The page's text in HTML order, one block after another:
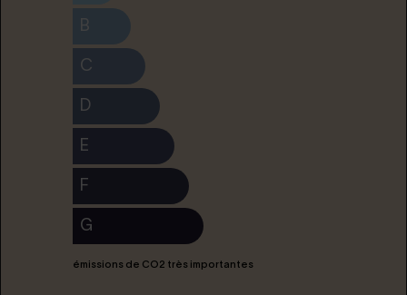
B
C
D
E
F
G
émissions de CO2 très importantes